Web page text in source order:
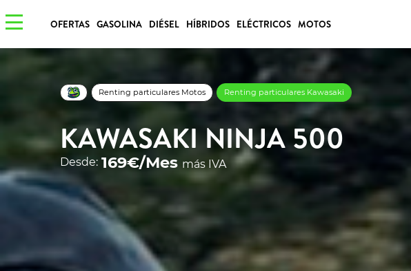
OFERTAS GASOLINA DIÉSEL HÍBRIDOS ELÉCTRICOS MOTOS
Renting particulares Motos Renting particulares Kawasaki
KAWASAKI NINJA 500
Desde: 169€/Mes más IVA